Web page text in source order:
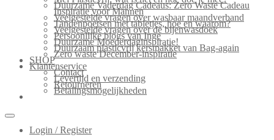
Duurzame Vaderdag Cadeaus: Zero Waste Cadeau
Inspiratie voor Mannen
Veelgestelde vragen over wasbaar maandverband
Tandenpoetsen met tabletjes, hoe en waarom?
Veelgestelde vragen over de bijenwasdoek
Persoonlijke blogs van Inge
Duurzame Moederdaginspiratie!
Duurzaam plasticvrij kerstpakket van Bag-again
Zero waste December-inspiratie
SHOP
Klantenservice
Contact
Levertijd en verzending
Retourneren
Betalingsmogelijkheden
Login / Register